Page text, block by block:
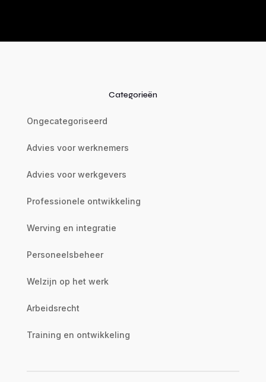
Categorieën
Ongecategoriseerd
Advies voor werknemers
Advies voor werkgevers
Professionele ontwikkeling
Werving en integratie
Personeelsbeheer
Welzijn op het werk
Arbeidsrecht
Training en ontwikkeling